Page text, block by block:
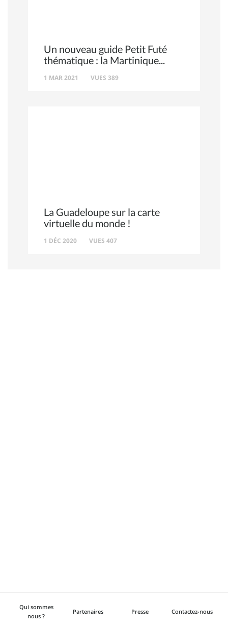
Un nouveau guide Petit Futé
thématique : la Martinique
1 MAR 2021 VUES 389
La Guadeloupe sur la carte
virtuelle du monde !
1 DÉC 2020 VUES 407
Qui sommes
nous ?
Partenaires Presse Contactez-nous